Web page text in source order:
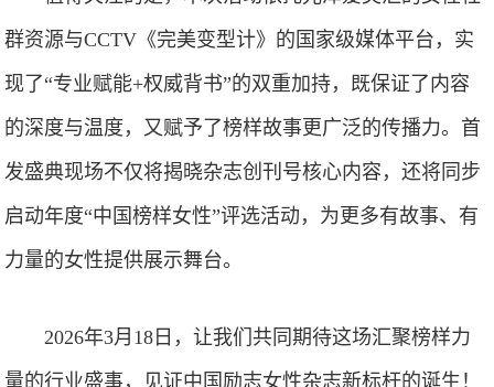
群资源与CCTV《完美变型计》的国家级媒体平台，实
现了“专业赋能+权威背书”的双重加持，既保证了内容
的深度与温度，又赋予了榜样故事更广泛的传播力。首
发盛典现场不仅将揭晓杂志创刊号核心内容，还将同步
启动年度“中国榜样女性”评选活动，为更多有故事、有
力量的女性提供展示舞台。
2026年3月18日，让我们共同期待这场汇聚榜样力
量的行业盛事，见证中国励志女性杂志新标杆的诞生！